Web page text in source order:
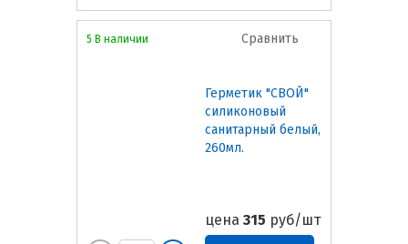
Сравнить
Герметик "СВОЙ"
силиконовый
санитарный белый,
260мл.
цена 315 руб/шт
5 В наличии